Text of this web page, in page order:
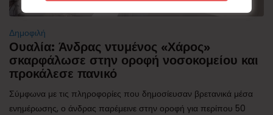
Δημοφιλή
Ουαλία: Άνδρας ντυμένος «Χάρος»
σκαρφάλωσε στην οροφή νοσοκομείου και
προκάλεσε πανικό
Σύμφωνα με τις πληροφορίες που δημοσίευσαν βρετανικά μέσα
ενημέρωσης, ο άνδρας παρέμεινε στην οροφή για περίπου 50